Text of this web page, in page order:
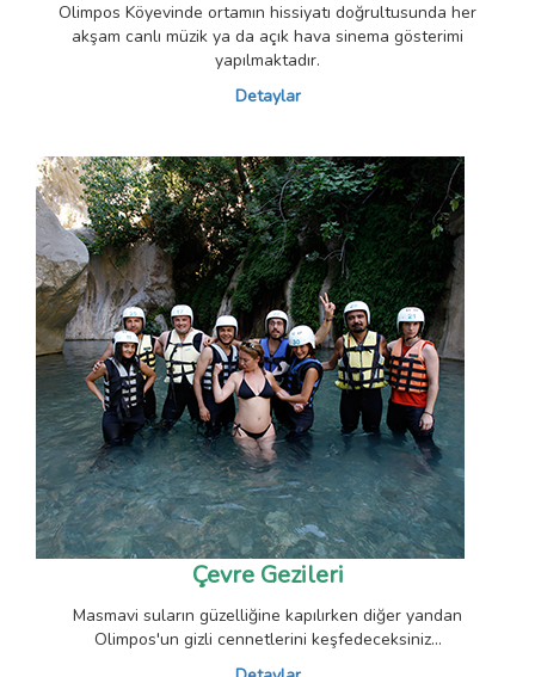
Olimpos Köyevinde ortamın hissiyatı doğrultusunda her
akşam canlı müzik ya da açık hava sinema gösterimi
yapılmaktadır.
Detaylar
Çevre Gezileri
Masmavi suların güzelliğine kapılırken diğer yandan
Olimpos'un gizli cennetlerini keşfedeceksiniz...